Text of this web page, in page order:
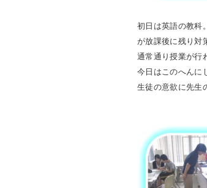
初日は英語の教科
が放課後に残り対
通常通り授業が行
今日はこのへんに
生徒の意欲に先生